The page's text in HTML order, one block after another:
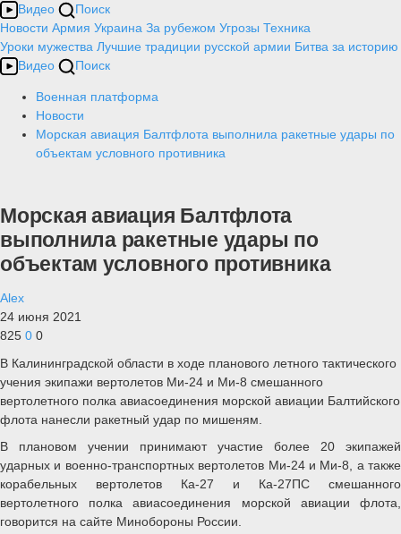
Видео
Поиск
Новости Армия Украина За рубежом Угрозы Техника
Уроки мужества Лучшие традиции русской армии Битва за историю
Видео
Поиск
Военная платформа
Новости
Морская авиация Балтфлота выполнила ракетные удары по
объектам условного противника
Морская авиация Балтфлота
выполнила ракетные удары по
объектам условного противника
Alex
24 июня 2021
825 0 0
В Калининградской области в ходе планового летного тактического
учения экипажи вертолетов Ми-24 и Ми-8 смешанного
вертолетного полка авиасоединения морской авиации Балтийского
флота нанесли ракетный удар по мишеням.
В плановом учении принимают участие более 20 экипажей
ударных и военно-транспортных вертолетов Ми-24 и Ми-8, а также
корабельных вертолетов Ка-27 и Ка-27ПС смешанного
вертолетного полка авиасоединения морской авиации флота,
говорится на сайте Минобороны России.